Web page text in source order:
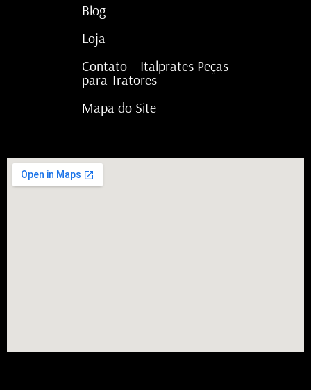
Blog
Loja
Contato – Italprates Peças
para Tratores
Mapa do Site